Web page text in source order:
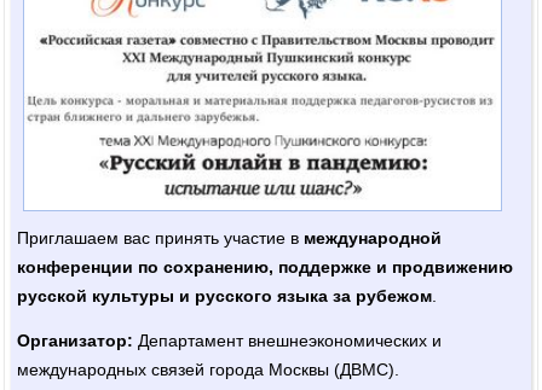
Приглашаем вас принять участие в международной
конференции по сохранению, поддержке и продвижению
русской культуры и русского языка за рубежом.
Организатор: Департамент внешнеэкономических и
международных связей города Москвы (ДВМС).